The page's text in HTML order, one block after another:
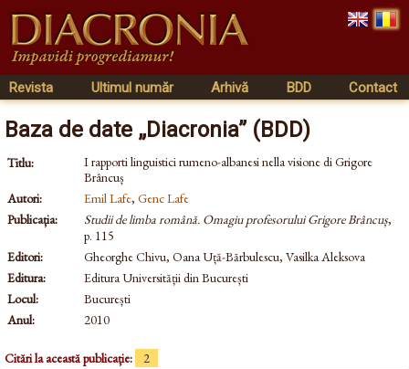
Revista Ultimul număr Arhivă BDD Contact
Baza de date „Diacronia” (BDD)
Titlu:
I rapporti linguistici rumeno-albanesi nella visione di Grigore
Brâncuș
Autori:
Emil Lafe, Genc Lafe
Publicația:
Studii de limba română. Omagiu profesorului Grigore Brâncuș,
p. 115
Editori:
Gheorghe Chivu, Oana Uță-Bărbulescu, Vasilka Aleksova
Editura:
Editura Universității din București
Locul:
București
Anul:
2010
Citări la această publicație: 2